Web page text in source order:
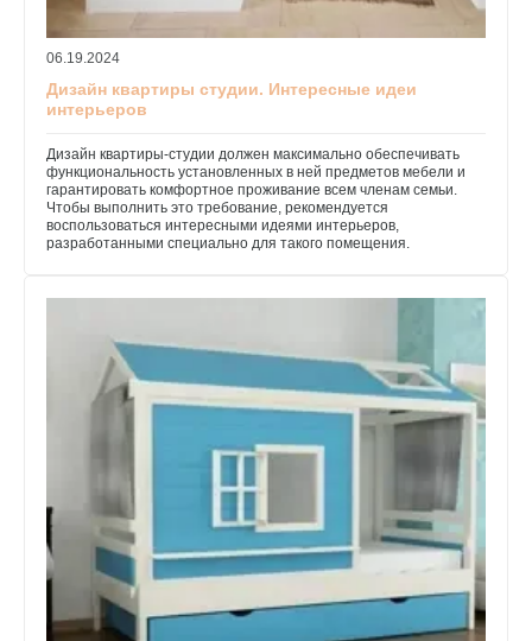
06.19.2024
Дизайн квартиры студии. Интересные идеи
интерьеров
Дизайн квартиры-студии должен максимально обеспечивать
функциональность установленных в ней предметов мебели и
гарантировать комфортное проживание всем членам семьи.
Чтобы выполнить это требование, рекомендуется
воспользоваться интересными идеями интерьеров,
разработанными специально для такого помещения.